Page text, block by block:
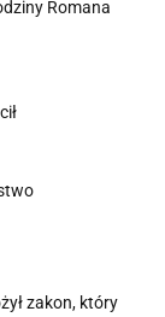
Romana
zakon, który